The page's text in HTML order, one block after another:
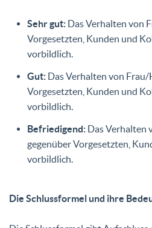
Sehr gut: Das Verhalten von
Vorgesetzten, Kunden und
vorbildlich.
Gut: Das Verhalten von
Vorgesetzten, Kunden und
vorbildlich.
Befriedigend: Das Verhalten
gegenüber Vorgesetzten,
vorbildlich.
Die Schlussformel und ihre